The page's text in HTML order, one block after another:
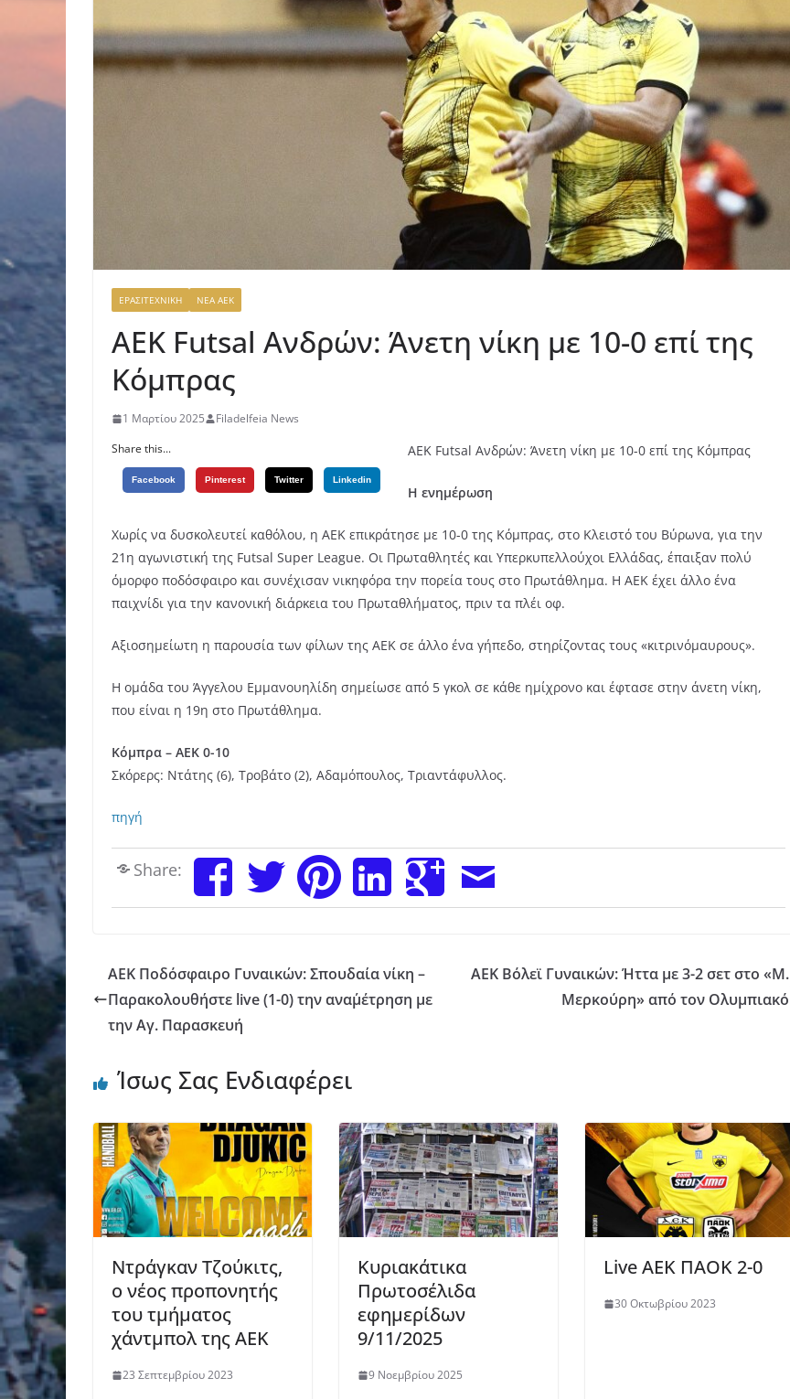
ΕΡΑΣΙΤΕΧΝΙΚΗ ΝΕΑ ΑΕΚ
AEK Futsal Ανδρών: Άνετη νίκη με 10-0 επί της
Κόμπρας
1 Μαρτίου 2025
Filadelfeia News
Share this...
Facebook Pinterest Twitter Linkedin
AEK Futsal Ανδρών: Άνετη νίκη με 10-0 επί της Κόμπρας
Η ενημέρωση
Χωρίς να δυσκολευτεί καθόλου, η ΑΕΚ επικράτησε με 10-0 της Κόμπρας, στο Κλειστό του Βύρωνα, για την
21η αγωνιστική της Futsal Super League. Οι Πρωταθλητές και Υπερκυπελλούχοι Ελλάδας, έπαιξαν πολύ
όμορφο ποδόσφαιρο και συνέχισαν νικηφόρα την πορεία τους στο Πρωτάθλημα. Η ΑΕΚ έχει άλλο ένα
παιχνίδι για την κανονική διάρκεια του Πρωταθλήματος, πριν τα πλέι οφ.
Αξιοσημείωτη η παρουσία των φίλων της ΑΕΚ σε άλλο ένα γήπεδο, στηρίζοντας τους «κιτρινόμαυρους».
Η ομάδα του Άγγελου Εμμανουηλίδη σημείωσε από 5 γκολ σε κάθε ημίχρονο και έφτασε στην άνετη νίκη,
που είναι η 19η στο Πρωτάθλημα.
Κόμπρα – ΑΕΚ 0-10
Σκόρερς: Ντάτης (6), Τροβάτο (2), Αδαμόπουλος, Τριαντάφυλλος.
πηγή
Share:
AEK Ποδόσφαιρο Γυναικών: Σπουδαία νίκη –
Παρακολουθήστε live (1-0) την αναμ΄έτρηση με
την Αγ. Παρασκευή
AEK Βόλεϊ Γυναικών: Ήττα με 3-2 σετ στο «Μ.
Μερκούρη» από τον Ολυμπιακό
Ίσως Σας Ενδιαφέρει
Ντράγκαν Tζούκιτς,
ο νέος προπονητής
του τμήματος
χάντμπολ της ΑΕΚ
23 Σεπτεμβρίου 2023
Κυριακάτικα
Πρωτοσέλιδα
εφημερίδων
9/11/2025
9 Νοεμβρίου 2025
Live ΑΕΚ ΠΑΟΚ 2-0
30 Οκτωβρίου 2023